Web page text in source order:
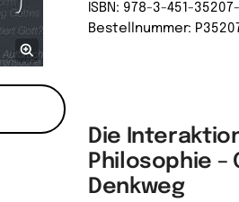
ISBN: 978-3-451-
Bestellnummer:
Die
Philosophie –
Denkweg